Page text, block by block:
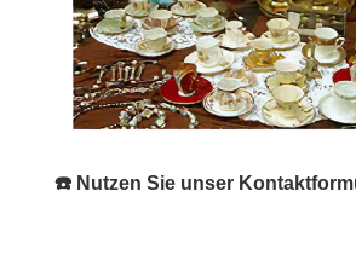
☎️ Nutzen Sie unser